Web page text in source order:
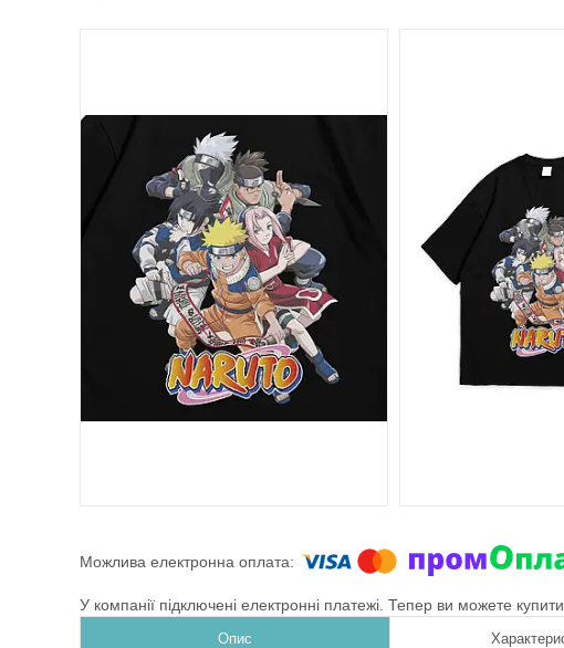
У компанії підключені електронні платежі. Тепер ви можете
Опис